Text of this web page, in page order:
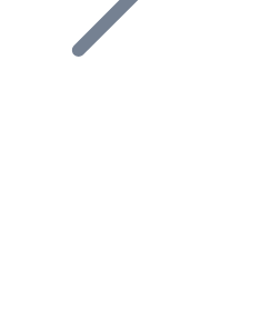
ecosistema.
ecosistema.